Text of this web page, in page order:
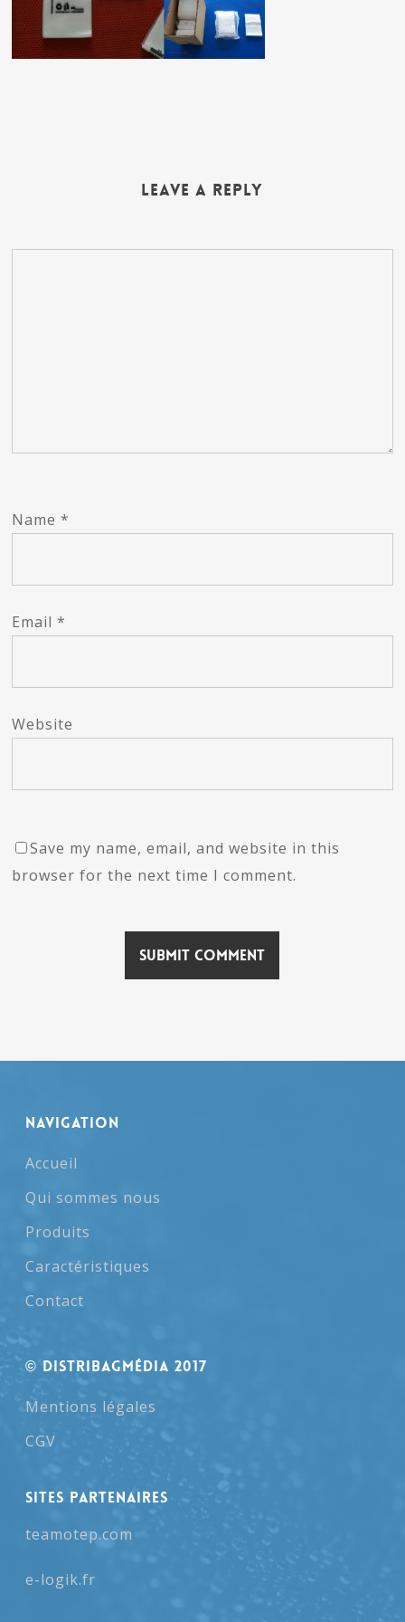
Leave a Reply
Name*
Email*
Website
Save my name, email, and website in this
browser for the next time I comment.
NAVIGATION
Accueil
Qui sommes nous
Produits
Caractéristiques
Contact
© Distribagmédia 2017
Mentions légales
CGV
SITES PARTENAIRES
teamotep.com
e-logik.fr